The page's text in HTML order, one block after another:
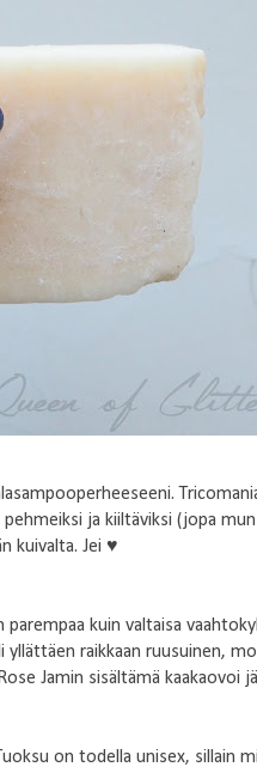
ja kiiltäviksi (jopa mun
kuivalta. Jei ♥
kuin valtaisa
yllättäen raikkaan ruusuinen,
Jamin sisältämä kaakaovoi
on todella unisex, sillain